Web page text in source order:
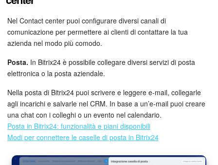
Telefonia
Mio profilo
Enterprise
Bitrix24 On-Premise
Bitrix24 Messenger
Nel Contact center puoi configurare diversi canali di
comunicazione per permettere ai clienti di contattare la tua
azienda nel modo più comodo.
Posta. In Bitrix24 è possibile collegare diversi servizi di posta
elettronica o la posta aziendale.
Nella posta di Bitrix24 puoi scrivere e leggere e-mail, collegarle
agli incarichi e salvarle nel CRM. In base a un’e-mail puoi creare
una chat con i colleghi o un evento nel calendario.
Posta in Bitrix24: funzionalità e piani disponibili
Modi per connettere le caselle di posta in Bitrix24